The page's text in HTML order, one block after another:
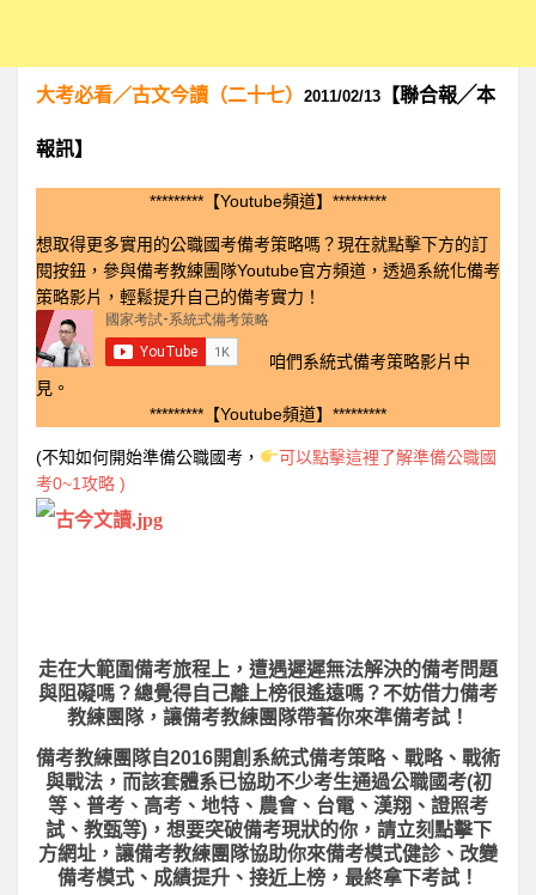
大考必看／古文今讀（二十七） 2011/02/13 【聯合報╱本
報訊】
*********【Youtube頻道】*********
想取得更多實用的公職國考備考策略嗎？現在就點擊下方的訂
閱按鈕，參與備考教練團隊Youtube官方頻道，透過系統化備考
策略影片，輕鬆提升自己的備考實力！
咱們系統式備考策略影片中
見。
*********【Youtube頻道】*********
(不知如何開始準備公職國考，
可以點擊這裡了解準備公職國
考0~1攻略 )
走在大範圍備考旅程上， 遭遇遲遲無法解決的備考問題
與阻礙嗎？總覺得自己離上榜很遙遠嗎？不妨借力備考
教練團隊，讓備考教練團隊帶著你來準備考試！
備考教練團隊自2016開創系統式備考策略、戰略、戰術
與戰法，而該套體系已協助不少考生通過公職國考(初
等、普考、高考、地特、農會、台電、漢翔、證照考
試、教甄等)，想要突破備考現狀的你，請立刻點擊下
方網址，讓備考教練團隊協助你來備考模式健診、改變
備考模式、成績提升、接近上榜，最終拿下考試！